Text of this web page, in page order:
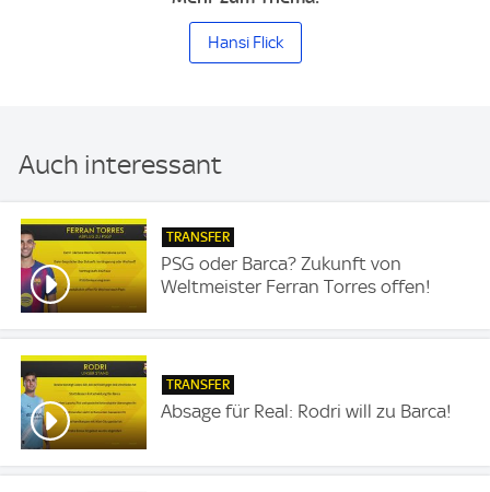
Hansi Flick
Auch interessant
TRANSFER
PSG oder Barca? Zukunft von
Weltmeister Ferran Torres offen!
TRANSFER
Absage für Real: Rodri will zu Barca!